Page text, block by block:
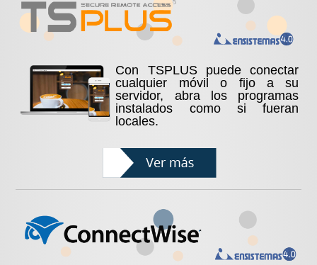
Con TSPLUS puede conectar
cualquier móvil o fijo a su
servidor, abra los programas
instalados como si fueran
locales.